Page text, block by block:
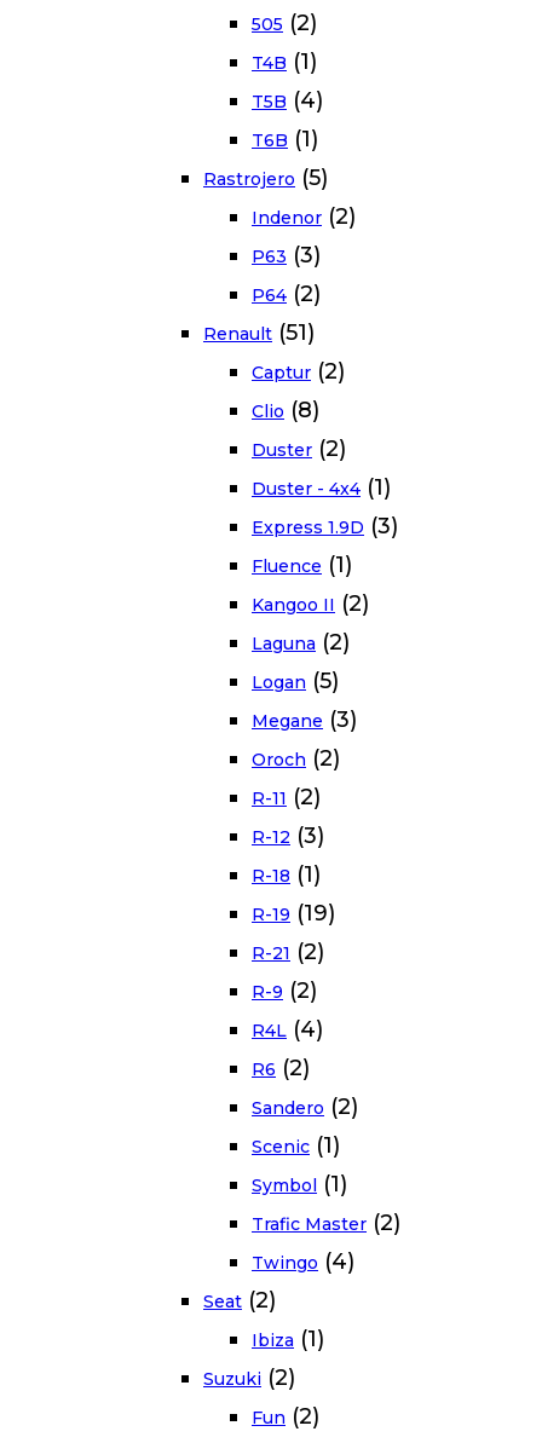
505 (2)
T4B (1)
T5B (4)
T6B (1)
Rastrojero (5)
Indenor (2)
P63 (3)
P64 (2)
Renault (51)
Captur (2)
Clio (8)
Duster (2)
Duster - 4x4 (1)
Express 1.9D (3)
Fluence (1)
Kangoo II (2)
Laguna (2)
Logan (5)
Megane (3)
Oroch (2)
R-11 (2)
R-12 (3)
R-18 (1)
R-19 (19)
R-21 (2)
R-9 (2)
R4L (4)
R6 (2)
Sandero (2)
Scenic (1)
Symbol (1)
Trafic Master (2)
Twingo (4)
Seat (2)
Ibiza (1)
Suzuki (2)
Fun (2)